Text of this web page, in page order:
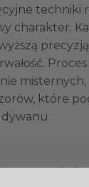
techniki
charakter.
misternych,
które
beżowym